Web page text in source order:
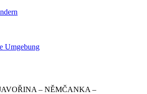
Umgebung
– NĚMČANKA –